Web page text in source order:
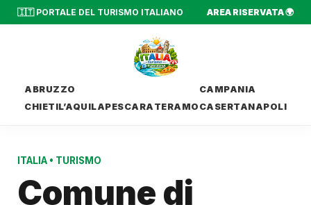
🇮🇹 PORTALE DEL TURISMO ITALIANO AREA RISERVATA 🌍
ABRUZZO
CHIETIL’AQUILAPESCARA TERAMO
CAMPANIA
CASERTANAPOLI
ITALIA • TURISMO
Comune di